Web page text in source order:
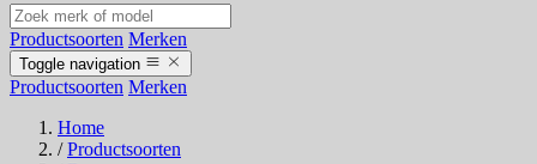
Productsoorten Merken
Toggle navigation
Productsoorten Merken
Home
/ Productsoorten